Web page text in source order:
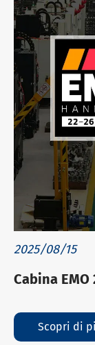
2025/08/15
Cabina EMO
Scopri di